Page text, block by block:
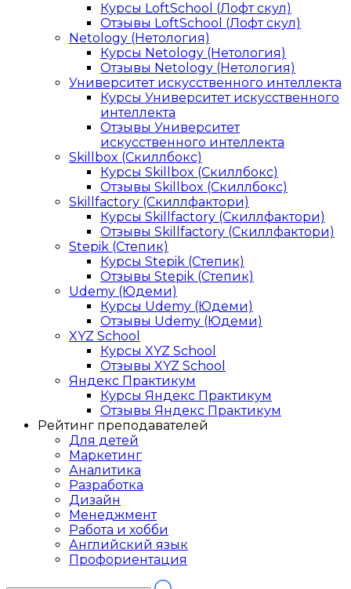
Курсы LoftSchool (Лофт скул)
Отзывы LoftSchool (Лофт скул)
Netology (Нетология)
Курсы Netology (Нетология)
Отзывы Netology (Нетология)
Университет искусственного интеллекта
Курсы Университет искусственного
интеллекта
Отзывы Университет
искусственного интеллекта
Skillbox (Скиллбокс)
Курсы Skillbox (Скиллбокс)
Отзывы Skillbox (Скиллбокс)
Skillfactory (Скиллфактори)
Курсы Skillfactory (Скиллфактори)
Отзывы Skillfactory (Скиллфактори)
Stepik (Степик)
Курсы Stepik (Степик)
Отзывы Stepik (Степик)
Udemy (Юдеми)
Курсы Udemy (Юдеми)
Отзывы Udemy (Юдеми)
XYZ School
Курсы XYZ School
Отзывы XYZ School
Яндекс Практикум
Курсы Яндекс Практикум
Отзывы Яндекс Практикум
Рейтинг преподавателей
Для детей
Маркетинг
Аналитика
Разработка
Дизайн
Менеджмент
Работа и хобби
Английский язык
Профориентация